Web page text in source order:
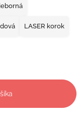
LASER korok